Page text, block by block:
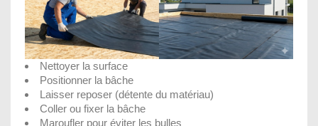
Nettoyer la surface
Positionner la bâche
Laisser reposer (détente du matériau)
Coller ou fixer la bâche
Maroufler pour éviter les bulles